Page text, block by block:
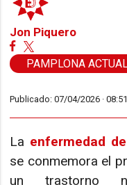
Jon Piquero
PAMPLONA
Publicado: 07/04/2026 ·08:51
La enfermedad
se conmemora el
un trastorno